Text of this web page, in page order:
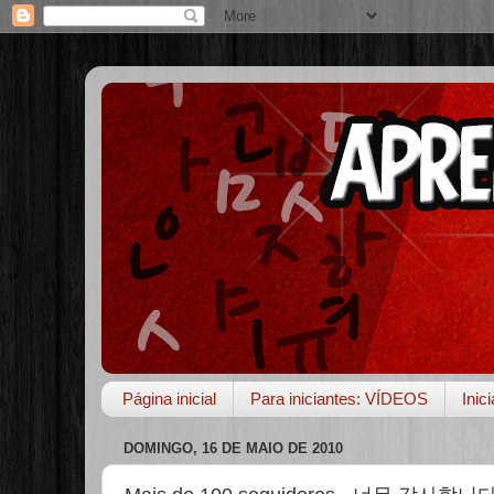
Página inicial Para iniciantes: VÍDEOS
DOMINGO, 16 DE MAIO DE 2010